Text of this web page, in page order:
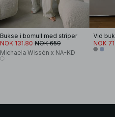
Bukse i bomull med striper
NOK 131.80 NOK 659
Michaela Wissén x NA-KD
NOK